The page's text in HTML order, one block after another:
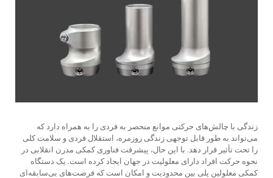
زندگی با چالش‌های حرکتی موانع منحصر به فردی را به همراه دارد که
می‌تواند به طور قابل توجهی زندگی روزمره، استقلال فردی و سلامت کلی
را تحت تأثیر قرار دهد. با این حال، پیشرفت فناوری کمکی مدرن انقلابی در
نحوه حرکت افراد دارای معلولیت در جهان ایجاد کرده است. یک دستگاه
کمکی معلولین پلی بین محدودیت و امکان است که فرصت‌های بی‌سابقه‌ای